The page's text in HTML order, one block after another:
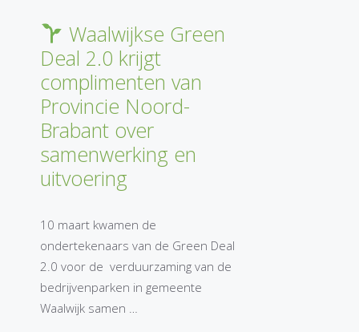
Waalwijkse Green
Deal 2.0 krijgt
complimenten van
Provincie Noord-
Brabant over
samenwerking en
uitvoering
10 maart kwamen de
ondertekenaars van de Green Deal
2.0 voor de verduurzaming van de
bedrijvenparken in gemeente
Waalwijk samen …